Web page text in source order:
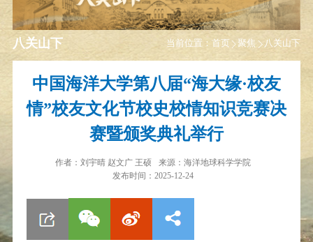
当前位置： 首页 聚焦 八关山下
八关山下
中国海洋大学第八届“海大缘·校友
情”校友文化节校史校情知识竞赛决
赛暨颁奖典礼举行
作者： 刘宇晴 赵文广 王硕 来源： 海洋地球科学学院
发布时间：2025-12-24